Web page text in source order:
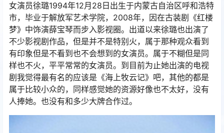
女演员徐璐1994年12月28日出生于内蒙古自治区呼和浩特
市，毕业于解放军艺术学院，2008年，因在古装剧《红楼
梦》中饰演薛宝琴而步入影视圈。出道以来徐璐也出演了
不少影视剧作品，但是并不是特别火，属于那种观众看到
有印象但是不看到也不会想到的女演员。属于不糊但是同
样也不火，平平常常的女演员。到目前为止她出演的电视
剧我觉得最有名的应该是《海上牧云记》吧，其他的都是
属于比较小众的，同样感觉她的资源好像也不太好，没有
人捧她。也没有和多少大牌合作过。